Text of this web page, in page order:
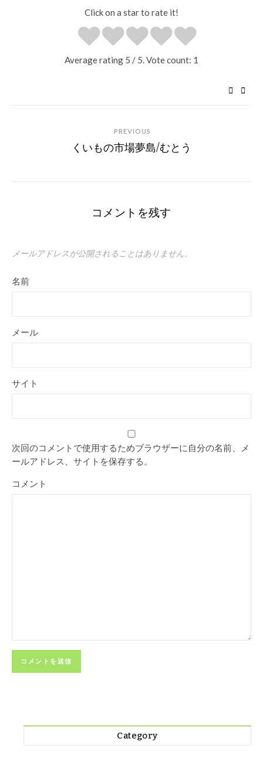
Click on a star to rate it!
Average rating 5 / 5. Vote count: 1
PREVIOUS
くいもの市場夢島/むとう
コメントを残す
メールアドレスが公開されることはありません。
名前
メール
サイト
次回のコメントで使用するためブラウザーに自分の名前、メ
ールアドレス、サイトを保存する。
コメント
Category